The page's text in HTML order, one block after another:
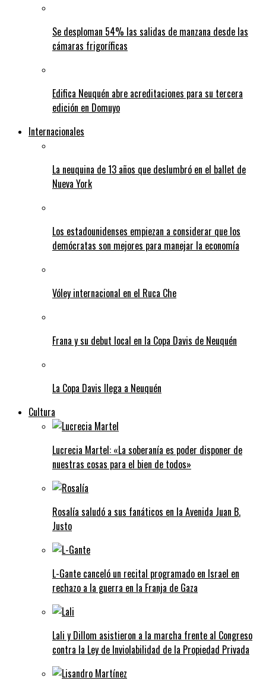
Se desploman 54% las salidas de manzana desde las
cámaras frigoríficas
Edifica Neuquén abre acreditaciones para su tercera
edición en Domuyo
Internacionales
La neuquina de 13 años que deslumbró en el ballet de
Nueva York
Los estadounidenses empiezan a considerar que los
demócratas son mejores para manejar la economía
Vóley internacional en el Ruca Che
Frana y su debut local en la Copa Davis de Neuquén
La Copa Davis llega a Neuquén
Cultura
Lucrecia Martel: «La soberanía es poder disponer de
nuestras cosas para el bien de todos»
Rosalía saludó a sus fanáticos en la Avenida Juan B.
Justo
L-Gante canceló un recital programado en Israel en
rechazo a la guerra en la Franja de Gaza
Lali y Dillom asistieron a la marcha frente al Congreso
contra la Ley de Inviolabilidad de la Propiedad Privada